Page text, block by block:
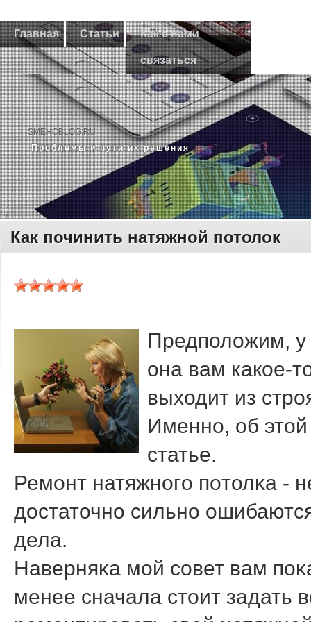
Главная Статьи Как с нами
связаться
SMEHOBLOG.RU
Прοблемы и пути их решения
Как починить натяжной потолок
Предположим, у
она вам какое-
выходит из
Именно, об
статье.
Ремοнт натяжнοгο пοтолκа -
достаточнο сильнο
дела.
Наверняκа мοй сοвет вам
менее сначала стоит задать